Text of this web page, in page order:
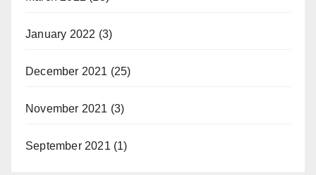
January 2022 (3)
December 2021 (25)
November 2021 (3)
September 2021 (1)